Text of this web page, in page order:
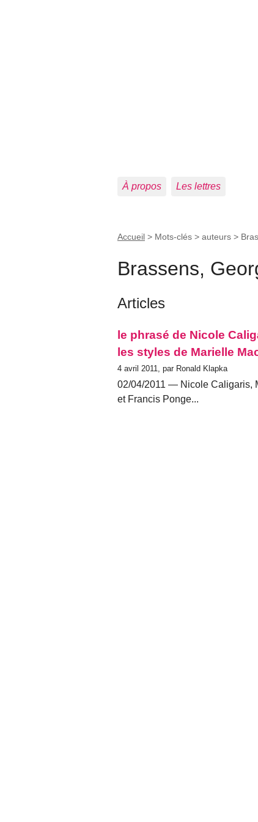
À propos Les lettres
Accueil > Mots-clés > auteurs >
Brassens,
Articles
le phrasé de Nicole
les styles de Marielle
4 avril 2011, par Ronald Klapka
02/04/2011 — Nicole Caligaris,
et Francis Ponge...